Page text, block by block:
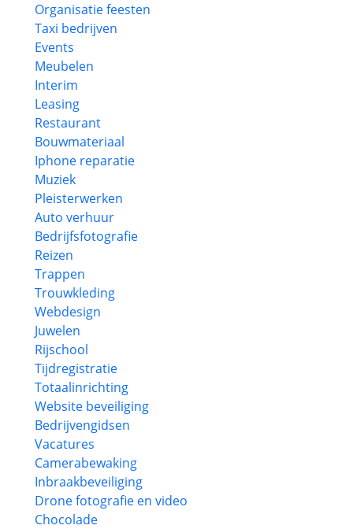
Organisatie feesten
Taxi bedrijven
Events
Meubelen
Interim
Leasing
Restaurant
Bouwmateriaal
Iphone reparatie
Muziek
Pleisterwerken
Auto verhuur
Bedrijfsfotografie
Reizen
Trappen
Trouwkleding
Webdesign
Juwelen
Rijschool
Tijdregistratie
Totaalinrichting
Website beveiliging
Bedrijvengidsen
Vacatures
Camerabewaking
Inbraakbeveiliging
Drone fotografie en video
Chocolade